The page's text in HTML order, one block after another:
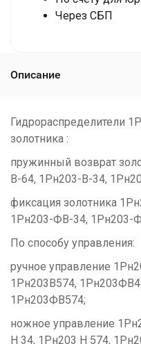
Через СБП
Описание
Гидрораспределители
золотника :
пружинный возврат
В-64, 1Рн203-В-34,
фиксация золотника
1Рн203-ФВ-34, 1Рн203-
По способу управления:
ручное управление
1Рн203В574,
1Рн203ФВ574;
ножное управление
Н 34, 1Рн203 Н 574,